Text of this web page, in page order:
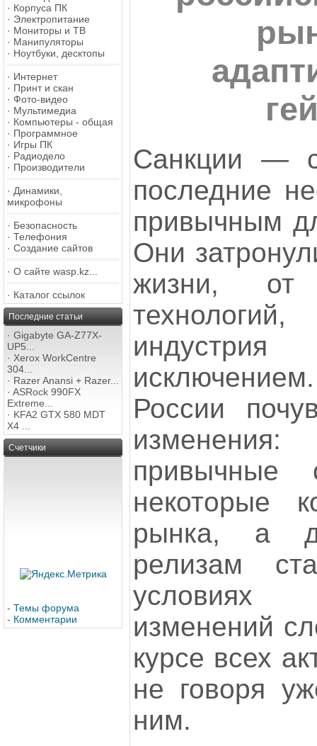
· Корпуса ПК
· Электропитание
· Мониторы и ТВ
· Манипуляторы
· Ноутбуки, десктопы
· Интернет
· Принт и скан
· Фото-видео
· Мультимедиа
· Компьютеры - общая
· Программное
· Игры ПК
· Радиодело
· Производители
· Динамики,
микрофоны
· Безопасность
· Телефония
· Создание сайтов
· О сайте wasp.kz...
· Каталог ссылок
Последние статьи
· Gigabyte GA-Z77X-
UP5...
· Xerox WorkCentre
304...
· Razer Anansi + Razer...
· ASRock 990FX
Extreme...
· KFA2 GTX 580 MDT
X4 ...
Счетчики
- Темы форума
- Комментарии
Санкции —
последние
привычным
Они
жизни, от
России
привычные
некоторые
рынка, а
релизам
изменений
курсе всех
не говоря
ним.